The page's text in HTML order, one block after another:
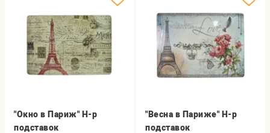
"Окно в Париж" Н-р
подставок
"Весна в Париже" Н-р
подставок